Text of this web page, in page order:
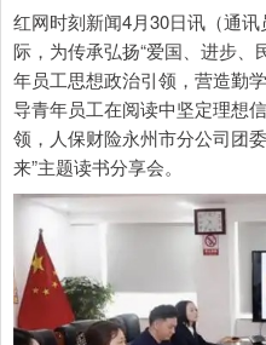
红网时刻新闻4月30日讯（通
际，为传承弘扬“爱国、进步、
年员工思想政治引领，营造勤
导青年员工在阅读中坚定理想
领，人保财险永州市分公司团
来”主题读书分享会。